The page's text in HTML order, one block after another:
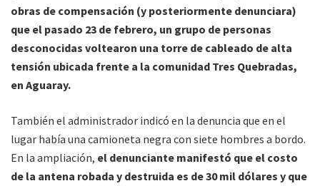
obras de compensación (y posteriormente denunciara)
que el pasado 23 de febrero, un grupo de personas
desconocidas voltearon una torre de cableado de alta
tensión ubicada frente a la comunidad Tres Quebradas,
en Aguaray.
También el administrador indicó en la denuncia que en el
lugar había una camioneta negra con siete hombres a bordo.
En la ampliación, el denunciante manifestó que el costo
de la antena robada y destruida es de 30 mil dólares y que